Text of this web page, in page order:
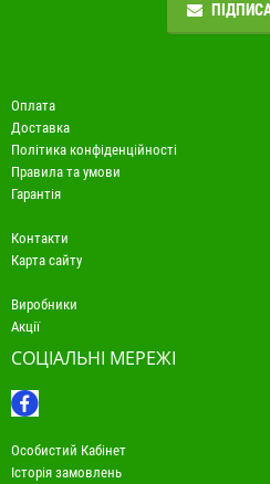
Оплата
Доставка
Політика конфіденційності
Правила та умови
Гарантія
Контакти
Карта сайту
Виробники
Акції
СОЦІАЛЬНІ МЕРЕЖІ
Особистий Кабінет
Історія замовлень